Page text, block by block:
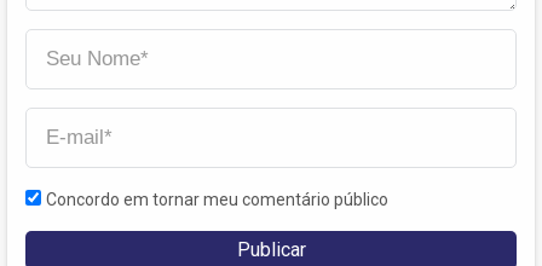
Concordo em tornar meu comentário público